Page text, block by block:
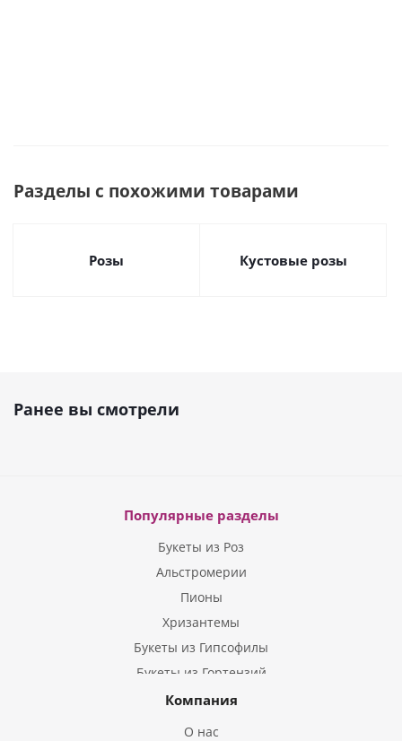
Разделы с похожими товарами
Розы Кустовые розы
Ранее вы смотрели
Популярные разделы
Букеты из Роз
Альстромерии
Пионы
Хризантемы
Букеты из Гипсофилы
Букеты из Гортензий
Букеты из Ирисов
Компания
О нас